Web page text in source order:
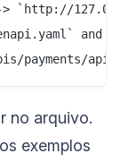
-> `http://
and
no arquivo.
exemplos